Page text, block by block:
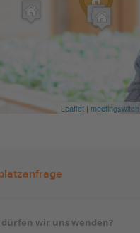
Leaflet | meetingswitch
wir uns wenden?